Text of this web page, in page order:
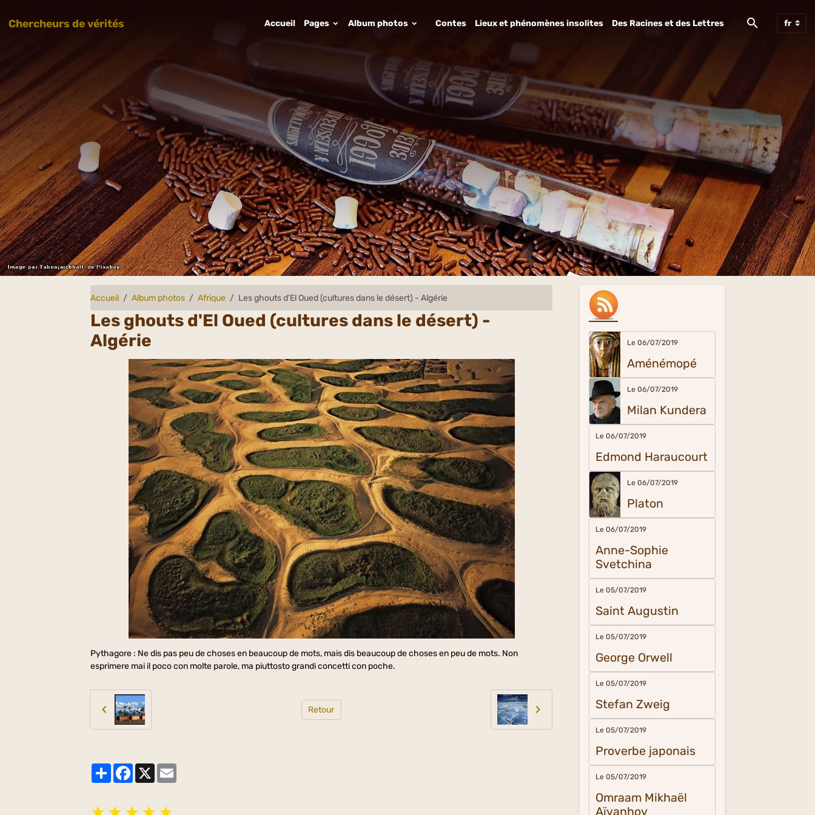
Chercheurs de vérités Accueil Pages Album photos Contes Lieux et phénomènes insolites Des Racines et des Lettres
Accueil Album photos Afrique Les ghouts d'El Oued (cultures dans le désert) - Algérie
Les ghouts d'El Oued (cultures dans le désert) -
Algérie
Pythagore : Ne dis pas peu de choses en beaucoup de mots, mais dis beaucoup de choses en peu de mots. Non
esprimere mai il poco con molte parole, ma piuttosto grandi concetti con poche.
Retour
PartagerFacebook
X
Le 06/07/2019
Aménémopé
Le 06/07/2019
Milan Kundera
Le 06/07/2019
Edmond Haraucourt
Le 06/07/2019
Platon
Le 06/07/2019
Anne-Sophie
Svetchina
Le 05/07/2019
Saint Augustin
Le 05/07/2019
George Orwell
Le 05/07/2019
Stefan Zweig
Le 05/07/2019
Proverbe japonais
Le 05/07/2019
Omraam Mikhaël
Aïvanhov